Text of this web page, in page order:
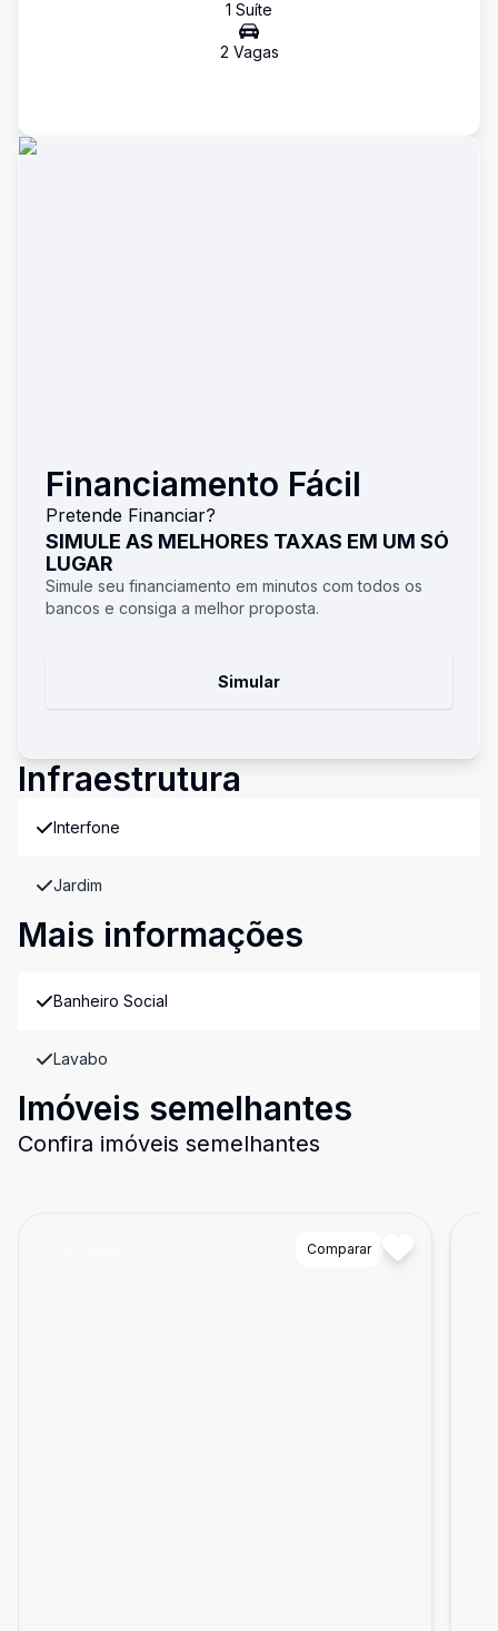
1 Suíte
2 Vagas
Financiamento Fácil
Pretende Financiar?
SIMULE AS MELHORES TAXAS EM UM SÓ
LUGAR
Simule seu financiamento em minutos com todos os
bancos e consiga a melhor proposta.
Simular
Infraestrutura
Interfone
Jardim
Mais informações
Banheiro Social
Lavabo
Imóveis semelhantes
Confira imóveis semelhantes
Comparar